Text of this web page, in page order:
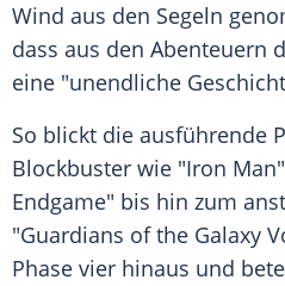
Wind aus den Segeln
dass aus den Abenteuern
eine "unendliche
So blickt die ausführende
Blockbuster wie "Iron Man
Endgame" bis hin zum
"Guardians of the Galaxy
Phase vier hinaus und